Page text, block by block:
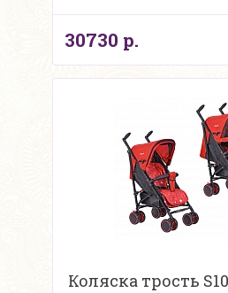
30730 р.
Коляска трость